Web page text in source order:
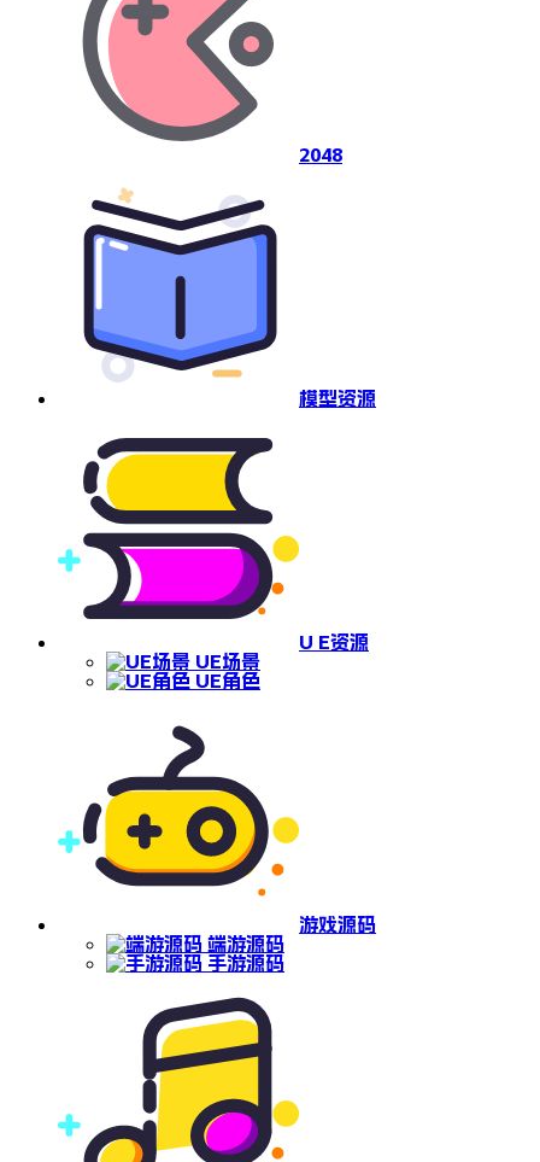
2048
模型资源
U E资源
UE场景
UE角色
游戏源码
端游源码
手游源码